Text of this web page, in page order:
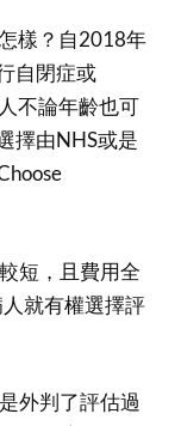
樣？自2018年
自閉症或
不論年齡也可
擇由NHS或是
短，且費用全
就有權選擇評
外判了評估過